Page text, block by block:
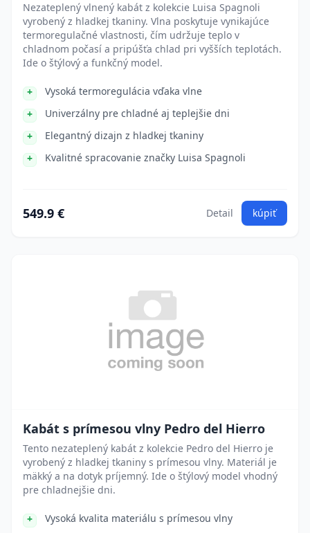
Nezateplený vlnený kabát z kolekcie Luisa Spagnoli
vyrobený z hladkej tkaniny. Vlna poskytuje vynikajúce
termoregulačné vlastnosti, čím udržuje teplo v
chladnom počasí a pripúšťa chlad pri vyšších teplotách.
Ide o štýlový a funkčný model.
Vysoká termoregulácia vďaka vlne
Univerzálny pre chladné aj teplejšie dni
Elegantný dizajn z hladkej tkaniny
Kvalitné spracovanie značky Luisa Spagnoli
549.9 € Detail kúpiť
Kabát s prímesou vlny Pedro del Hierro
Tento nezateplený kabát z kolekcie Pedro del Hierro je
vyrobený z hladkej tkaniny s prímesou vlny. Materiál je
mäkký a na dotyk príjemný. Ide o štýlový model vhodný
pre chladnejšie dni.
Vysoká kvalita materiálu s prímesou vlny